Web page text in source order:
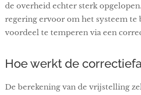
de overheid echter sterk
regering ervoor om het systeem te
voordeel te temperen via een
Hoe werkt de
De berekening van de vrijstelling